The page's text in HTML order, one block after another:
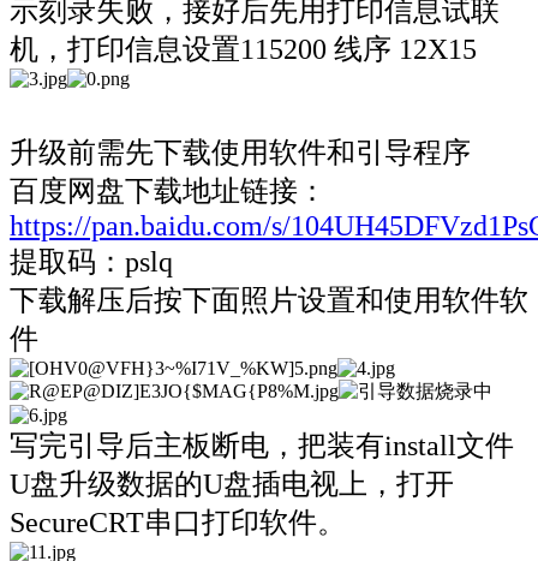
示刻录失败，接好后先用打印信息试联
机，打印信息设置115200 线序 12X15
升级前需先下载使用软件和引导程序
百度网盘下载地址链接：
https://pan.baidu.com/s/
提取码：pslq
下载解压后按下面照片设置和使用软件软
件
写完引导后主板断电，把装有install文件
U盘升级数据的U盘插电视上，打开
SecureCRT串口打印软件。